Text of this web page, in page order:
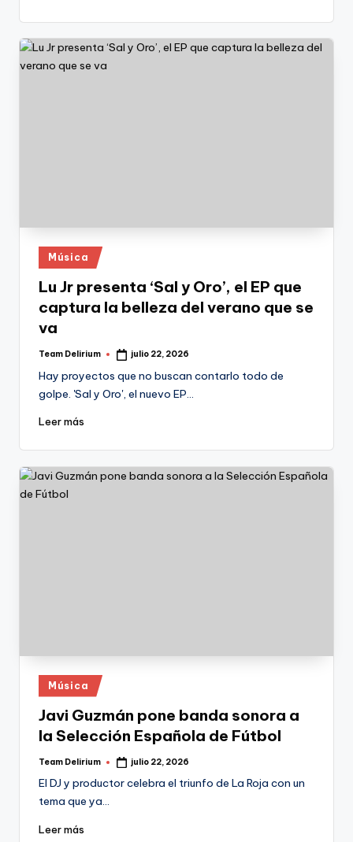
Publicado
en
Música
Lu Jr presenta ‘Sal y Oro’, el EP que
captura la belleza del verano que se
va
Publicado
Team Delirium julio 22, 2026
Hay proyectos que no buscan contarlo todo de
golpe. 'Sal y Oro', el nuevo EP…
Leer más
Publicado
en
Música
Javi Guzmán pone banda sonora a
la Selección Española de Fútbol
Publicado
Team Delirium julio 22, 2026
El DJ y productor celebra el triunfo de La Roja con un
tema que ya…
Leer más